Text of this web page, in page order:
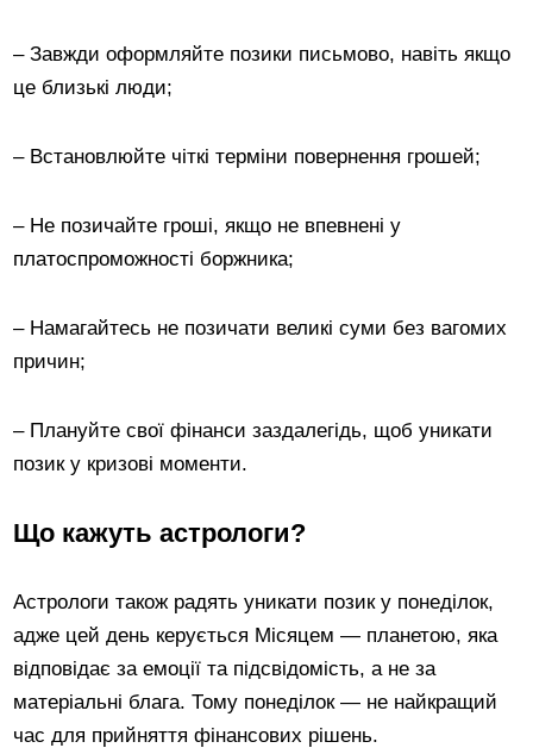
– Завжди оформляйте позики письмово, навіть якщо
це близькі люди;
– Встановлюйте чіткі терміни повернення грошей;
– Не позичайте гроші, якщо не впевнені у
платоспроможності боржника;
– Намагайтесь не позичати великі суми без вагомих
причин;
– Плануйте свої фінанси заздалегідь, щоб уникати
позик у кризові моменти.
Що кажуть астрологи?
Астрологи також радять уникати позик у понеділок,
адже цей день керується Місяцем — планетою, яка
відповідає за емоції та підсвідомість, а не за
матеріальні блага. Тому понеділок — не найкращий
час для прийняття фінансових рішень.